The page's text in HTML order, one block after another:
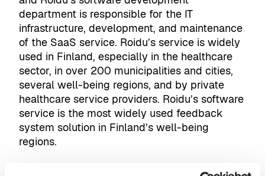
department is responsible for the IT
infrastructure, development, and maintenance
of the SaaS service. Roidu’s service is widely
used in Finland, especially in the healthcare
sector, in over 200 municipalities and cities,
several well-being regions, and by private
healthcare service providers. Roidu’s software
service is the most widely used feedback
system solution in Finland’s well-being
regions.